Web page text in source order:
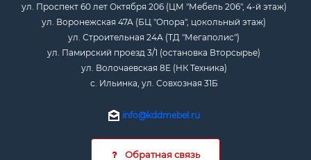
ул. Проспект 60 лет Октября 206 (ЦМ "Мебель 206", 4-й этаж)
ул. Воронежская 47А (БЦ "Опора", цокольный этаж)
ул. Строительная 24А (ТД "Мегаполис")
ул. Памирский проезд 3/1 (остановка Вторсырье)
ул. Волочаевская 8Е (НК Техника)
с. Ильинка, ул. Совхозная 31Б
info@kddmebel.ru
Обратная связь